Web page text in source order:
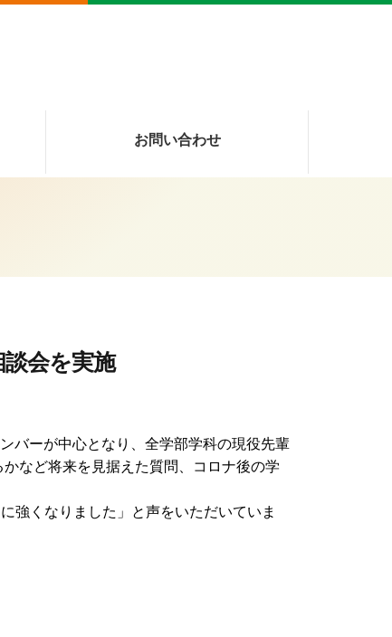
お問い合わせ
会を実施
バーが中心となり、全学部学科の現役先輩
など将来を見据えた質問、コロナ後の学
強くなりました」と声をいただいていま